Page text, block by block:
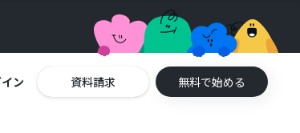
ン 資料請求 無料で始める